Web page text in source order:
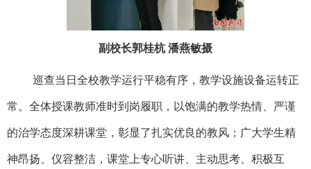
副校长郭桂杭 潘燕敏摄
巡查当日全校教学运行平稳有序，教学设施设备运转正
常。全体授课教师准时到岗履职，以饱满的教学热情、严谨
的治学态度深耕课堂，彰显了扎实优良的教风；广大学生精
神昂扬、仪容整洁，课堂上专心听讲、主动思考、积极互